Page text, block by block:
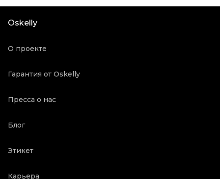
Состояние товара
Oskelly
О проекте
Гарантия от Oskelly
Пресса о нас
Блог
Этикет
Карьера